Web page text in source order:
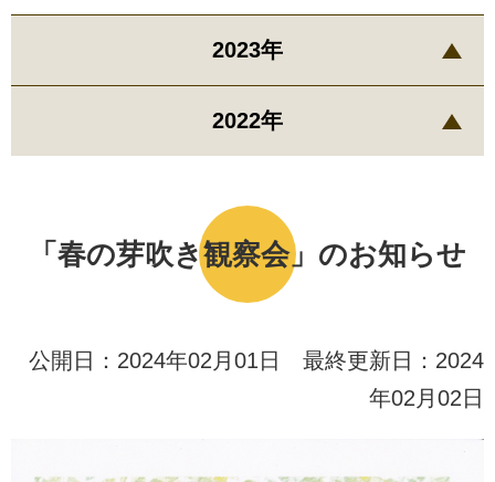
「春の芽吹き観察会」のお知らせ
公開日：2024年02月01日 最終更新日：2024
年02月02日
2023年
2022年